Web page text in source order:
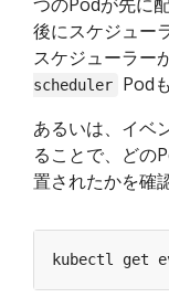
後にスケジュー
スケジューラー
scheduler
Pod
あるいは、イベ
ることで、どの
置されたかを確